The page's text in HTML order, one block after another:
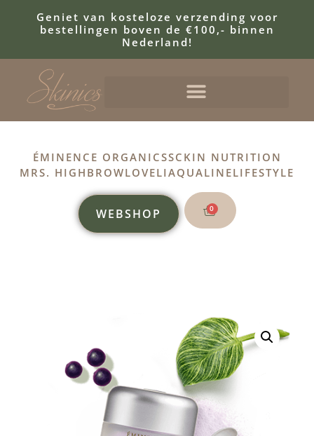
Geniet van kosteloze verzending voor
bestellingen boven de €100,- binnen
Nederland!
ÉMINENCE ORGANICSSCKIN NUTRITION
MRS. HIGHBROWLOVELIAQUALINELIFESTYLE
WEBSHOP 0